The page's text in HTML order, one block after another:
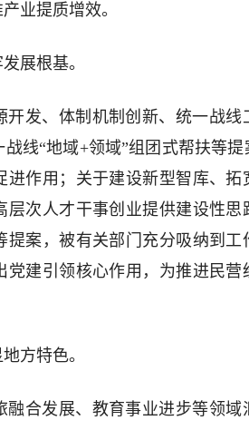
业提质增效。
展根基。
开发、体制机制创新、统一战线
线“地域+领域”组团式帮扶等
进作用；关于建设新型智库、拓
层次人才干事创业提供建设性思
提案，被有关部门充分吸纳到工
党建引领核心作用，为推进民营
方特色。
融合发展、教育事业进步等领域